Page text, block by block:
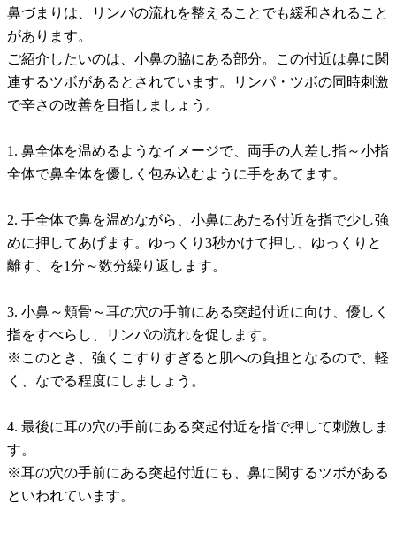
鼻づまりは、リンパの流れを整えることでも緩和されること
があります。
ご紹介したいのは、小鼻の脇にある部分。この付近は鼻に関
連するツボがあるとされています。リンパ・ツボの同時刺激
で辛さの改善を目指しましょう。
1. 鼻全体を温めるようなイメージで、両手の人差し指～小指
全体で鼻全体を優しく包み込むように手をあてます。
2. 手全体で鼻を温めながら、小鼻にあたる付近を指で少し強
めに押してあげます。ゆっくり3秒かけて押し、ゆっくりと
離す、を1分～数分繰り返します。
3. 小鼻～頬骨～耳の穴の手前にある突起付近に向け、優しく
指をすべらし、リンパの流れを促します。
※このとき、強くこすりすぎると肌への負担となるので、軽
く、なでる程度にしましょう。
4. 最後に耳の穴の手前にある突起付近を指で押して刺激しま
す。
※耳の穴の手前にある突起付近にも、鼻に関するツボがある
といわれています。